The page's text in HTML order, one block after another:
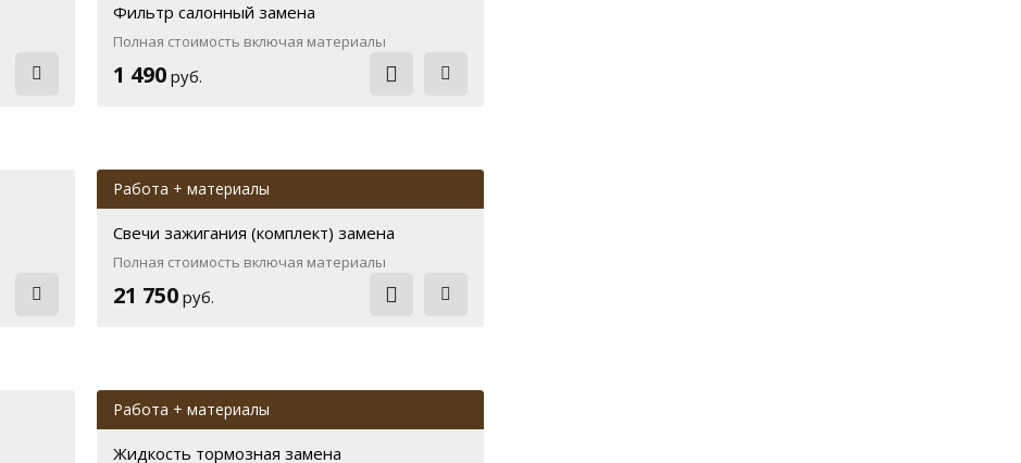
Фильтр салонный замена
Полная стоимость включая материалы
1 490руб.
Работа + материалы
Свечи зажигания (комплект) замена
Полная стоимость включая материалы
21 750руб.
Работа + материалы
Жидкость тормозная замена